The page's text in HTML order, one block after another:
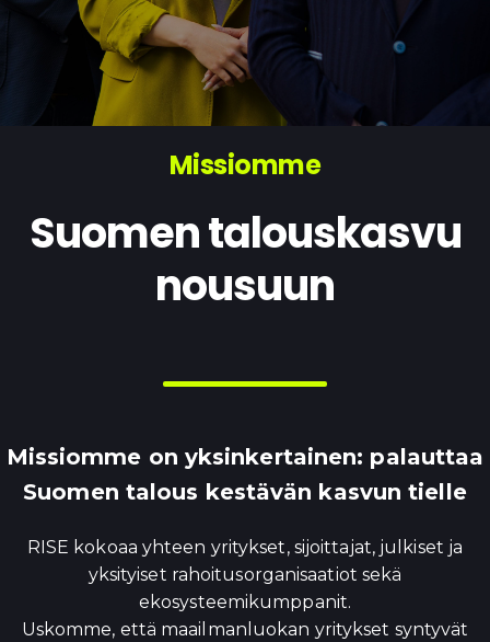
Missiomme
Suomen talouskasvu
nousuun
Missiomme on yksinkertainen: palauttaa
Suomen talous kestävän kasvun tielle
RISE kokoaa yhteen yritykset, sijoittajat, julkiset ja
yksityiset rahoitusorganisaatiot sekä
ekosysteemikumppanit.
Uskomme, että maailmanluokan yritykset syntyvät